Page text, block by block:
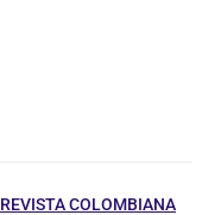
REVISTA COLOMBIANA